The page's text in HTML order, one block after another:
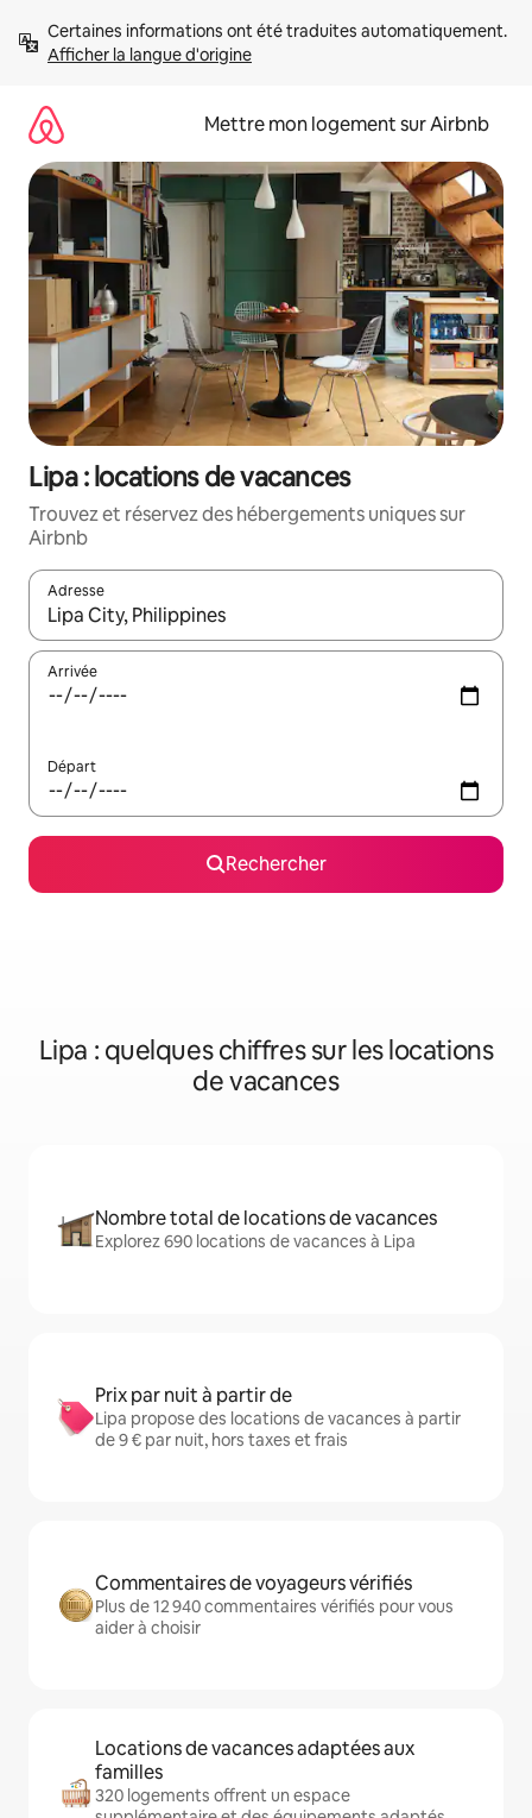
directement
Afficher la langue d'origine
Mettre mon logement sur Airbnb
Lipa : locations de vacances
Trouvez et réservez des hébergements uniques sur
Airbnb
Adresse
Lorsque les résultats s'affichent, utilisez les flèches vers le
Arrivée
Départ
Rechercher
Lipa : quelques chiffres sur les locations
de vacances
Nombre total de locations de vacances
Explorez 690 locations de vacances à Lipa
Prix par nuit à partir de
Lipa propose des locations de vacances à partir
de 9 € par nuit, hors taxes et frais
Commentaires de voyageurs vérifiés
Plus de 12 940 commentaires vérifiés pour vous
aider à choisir
Locations de vacances adaptées aux
familles
320 logements offrent un espace